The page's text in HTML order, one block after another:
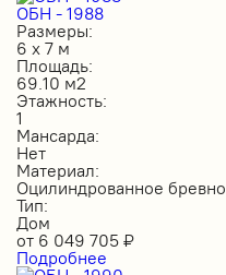
ОБН - 1988
Размеры:
6 х 7 м
Площадь:
69.10 м2
Этажность:
1
Мансарда:
Нет
Материал:
Оцилиндрованное бревно
Тип:
Дом
от 6 049 705 ₽
Подробнее